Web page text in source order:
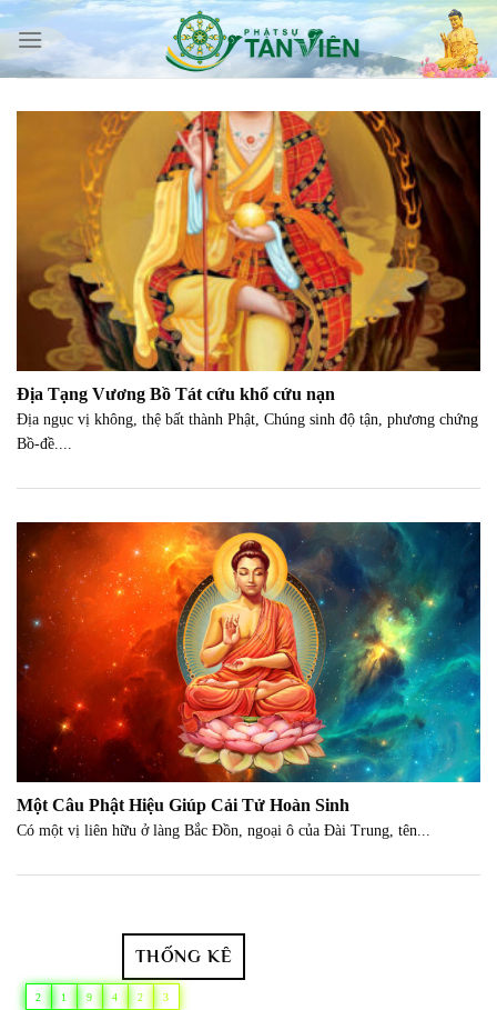
Skip
content
Địa Tạng Vương Bồ Tát cứu khổ cứu nạn
Ðịa ngục vị không, thệ bất thành Phật, Chúng sinh độ tận, phương chứng
Bồ-đề....
Một Câu Phật Hiệu Giúp Cải Tử Hoàn Sinh
Có một vị liên hữu ở làng Bắc Đồn, ngoại ô của Đài Trung, tên...
THỐNG KÊ
2 1 9 4 2 3